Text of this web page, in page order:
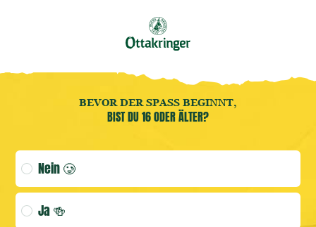
Benutzermenü öffnen
ANMELDEN
Benutzermenü öffnen
BEVOR DER SPASS BEGINNT,
BIST DU 16 ODER ÄLTER?
Age verification selection
Nein 🥲
Ja 🍻